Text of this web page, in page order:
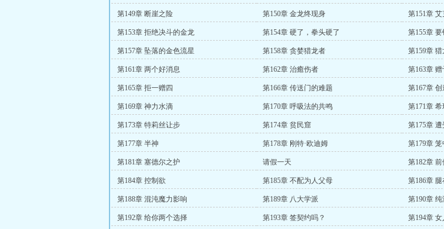
第149章 断崖之险 第150章 金龙终现身 第151章
第153章 拒绝决斗的金龙 第154章 硬了，拳头硬了 第155章
第157章 坠落的金色流星 第158章 贪婪猎龙者 第159章
第161章 两个好消息 第162章 治癒伤者 第163章 赠
第165章 拒一赠四 第166章 传送门的难题 第167章
第169章 神力水滴 第170章 呼吸法的共鸣 第171章
第173章 特莉丝让步 第174章 贫民窟 第175章
第177章 半神 第178章 刚特·欧迪姆 第179章
第181章 塞德尔之护 请假一天 第182章
第184章 控制欲 第185章 不配为人父母 第186章
第188章 混沌魔力影响 第189章 八大学派 第190章
第192章 给你两个选择 第193章 签契约吗？ 第194章